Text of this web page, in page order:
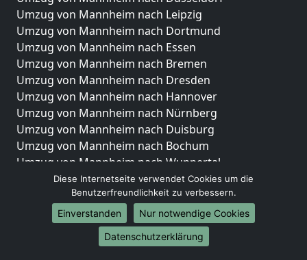
Umzug von Mannheim nach Leipzig
Umzug von Mannheim nach Dortmund
Umzug von Mannheim nach Essen
Umzug von Mannheim nach Bremen
Umzug von Mannheim nach Dresden
Umzug von Mannheim nach Hannover
Umzug von Mannheim nach Nürnberg
Umzug von Mannheim nach Duisburg
Umzug von Mannheim nach Bochum
Umzug von Mannheim nach Wuppertal
Umzug von Mannheim nach Bielefeld
Umzug von Mannheim nach Bonn
Umzug von Mannheim nach Münster
Internationale-Umzüge
Diese Internetseite verwendet Cookies um die
Benutzerfreundlichkeit zu verbessern.
Einverstanden
Nur notwendige Cookies
Datenschutzerklärung